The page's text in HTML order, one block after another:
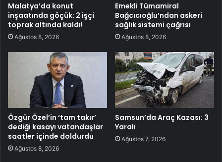
Malatya’da konut
inşaatında göçük: 2 işçi
toprak altında kaldı!
Ağustos 8, 2026
Emekli Tümamiral
Bağcıcıoğlu’ndan askeri
sağlık sistemi çağrısı
Ağustos 8, 2026
Özgür Özel’in ‘tam takır’
dediği kasayı vatandaşlar
saatler içinde doldurdu
Ağustos 8, 2026
Samsun’da Araç Kazası: 3
Yaralı
Ağustos 7, 2026